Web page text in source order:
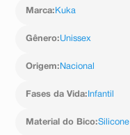
Marca: Kuka
Gênero:Unissex
Origem: Nacional
Fases da Vida: Infantil
Material do Bico:Silicone